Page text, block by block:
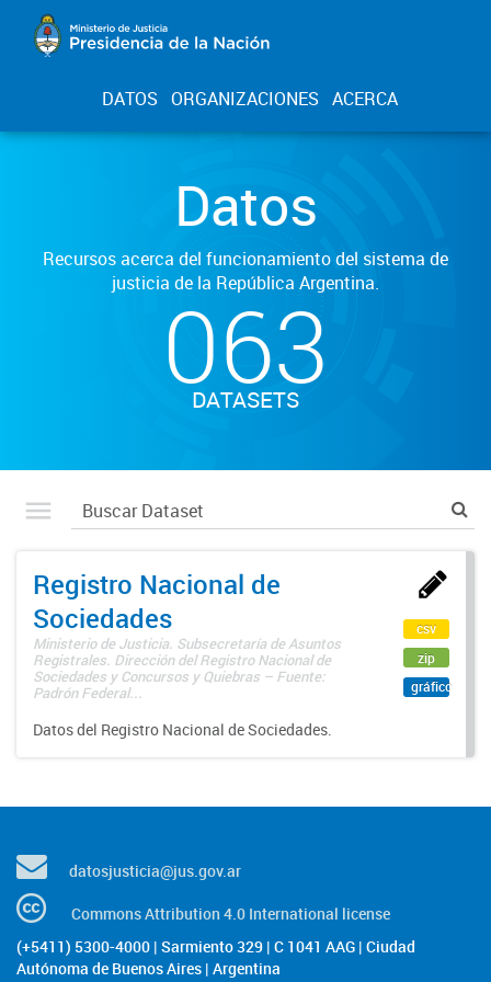
DATOS ORGANIZACIONES ACERCA
Datos
Recursos acerca del funcionamiento del sistema de
justicia de la República Argentina.
063
DATASETS
Registro Nacional de
Sociedades
Ministerio de Justicia. Subsecretaría de Asuntos
Registrales. Dirección del Registro Nacional de
Sociedades y Concursos y Quiebras – Fuente:
Padrón Federal...
Datos del Registro Nacional de Sociedades.
csv
zip
gráfico
datosjusticia@jus.gov.ar
Commons Attribution 4.0 International license
(+5411) 5300-4000 | Sarmiento 329 | C 1041 AAG | Ciudad
Autónoma de Buenos Aires | Argentina